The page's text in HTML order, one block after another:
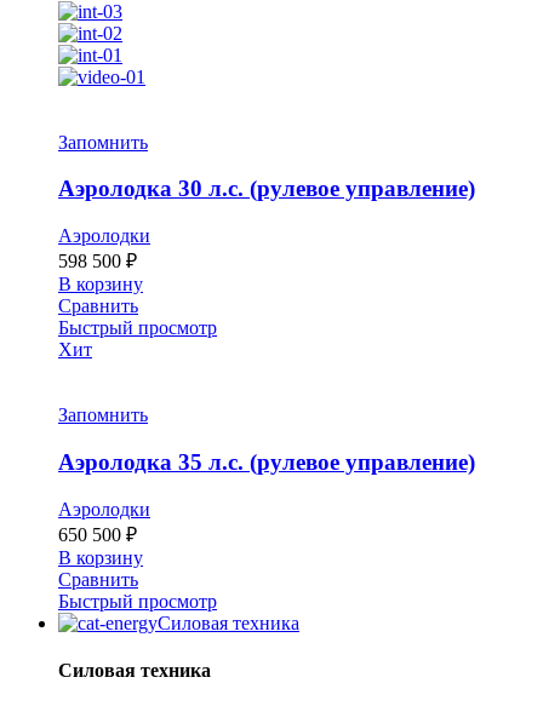
Запомнить
Аэролодка 30 л.с. (рулевое управление)
Аэролодки
598 500 ₽
В корзину
Сравнить
Быстрый просмотр
Хит
Запомнить
Аэролодка 35 л.с. (рулевое управление)
Аэролодки
650 500 ₽
В корзину
Сравнить
Быстрый просмотр
Силовая техника
Силовая техника